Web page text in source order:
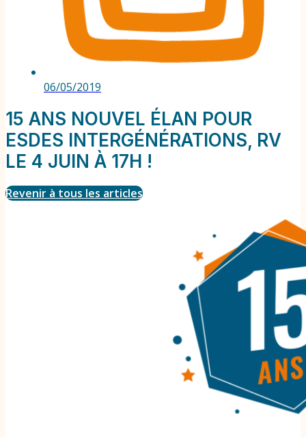
06/05/2019
15 ANS NOUVEL ÉLAN POUR
ESDES INTERGÉNÉRATIONS, RV
LE 4 JUIN À 17H !
Revenir à tous les articles